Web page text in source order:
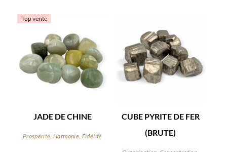
Top vente
JADE DE CHINE
Prospérité, Harmonie, Fidélité
CUBE PYRITE DE FER
(BRUTE)